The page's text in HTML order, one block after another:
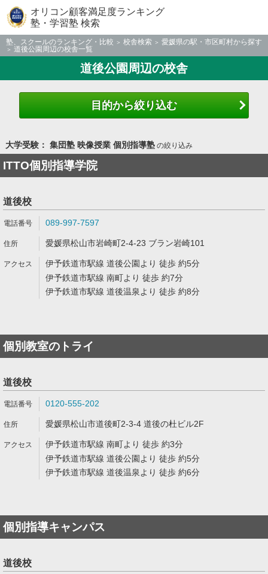
オリコン顧客満足度ランキング
塾・学習塾 検索
塾、スクールのランキング・比較 校舎検索
愛媛県の駅・市区町村から探す
道後公園周辺の校舎一覧
道後公園周辺の校舎
目的から絞り込む
大学受験： 集団塾 映像授業 個別指導塾の絞り込み
ITTO個別指導学院
道後校
089-997-7597
愛媛県松山市岩崎町2-4-23 ブラン岩崎101
伊予鉄道市駅線 道後公園より 徒歩 約5分
伊予鉄道市駅線 南町より 徒歩 約7分
伊予鉄道市駅線 道後温泉より 徒歩 約8分
個別教室のトライ
道後校
0120-555-202
愛媛県松山市道後町2-3-4 道後の杜ビル2F
伊予鉄道市駅線 南町より 徒歩 約3分
伊予鉄道市駅線 道後公園より 徒歩 約5分
伊予鉄道市駅線 道後温泉より 徒歩 約6分
個別指導キャンパス
道後校